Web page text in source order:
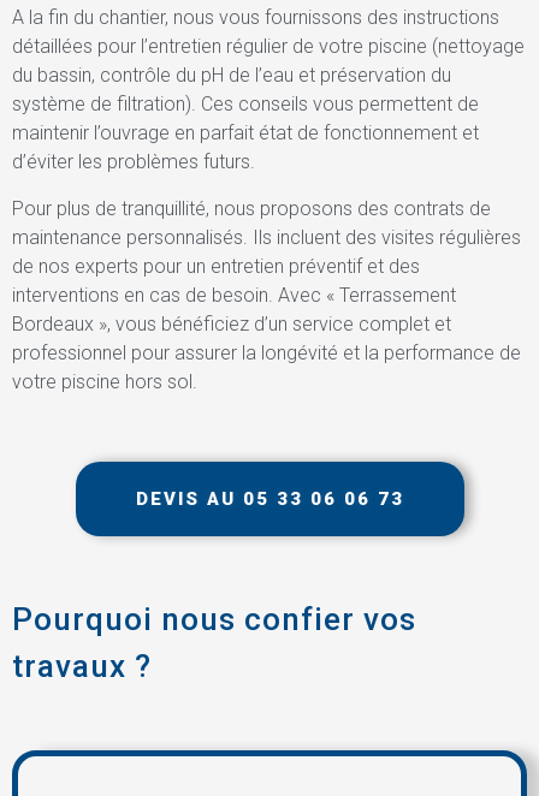
A la fin du chantier, nous vous fournissons des instructions
détaillées pour l’entretien régulier de votre piscine (nettoyage
du bassin, contrôle du pH de l’eau et préservation du
système de filtration). Ces conseils vous permettent de
maintenir l’ouvrage en parfait état de fonctionnement et
d’éviter les problèmes futurs.
Pour plus de tranquillité, nous proposons des contrats de
maintenance personnalisés. Ils incluent des visites régulières
de nos experts pour un entretien préventif et des
interventions en cas de besoin. Avec « Terrassement
Bordeaux », vous bénéficiez d’un service complet et
professionnel pour assurer la longévité et la performance de
votre piscine hors sol.
DEVIS AU 05 33 06 06 73
Pourquoi nous confier vos
travaux ?